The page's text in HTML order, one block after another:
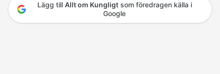
Lägg till Allt om Kungligtsom föredragen källa i
Google